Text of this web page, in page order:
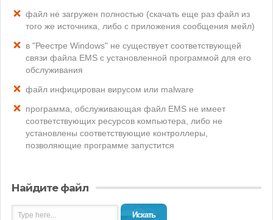
файл не загружен полностью (скачать еще раз файл из
того же источника, либо с приложения сообщения мейл)
в "Реестре Windows" не существует соответствующей
связи файла EMS с установленной программой для его
обслуживания
файл инфицирован вирусом или malware
программа, обслуживающая файл EMS не имеет
соответствующих ресурсов компьютера, либо не
установлены соответствующие контроллеры,
позволяющие программе запустится
Найдите файл
Искать